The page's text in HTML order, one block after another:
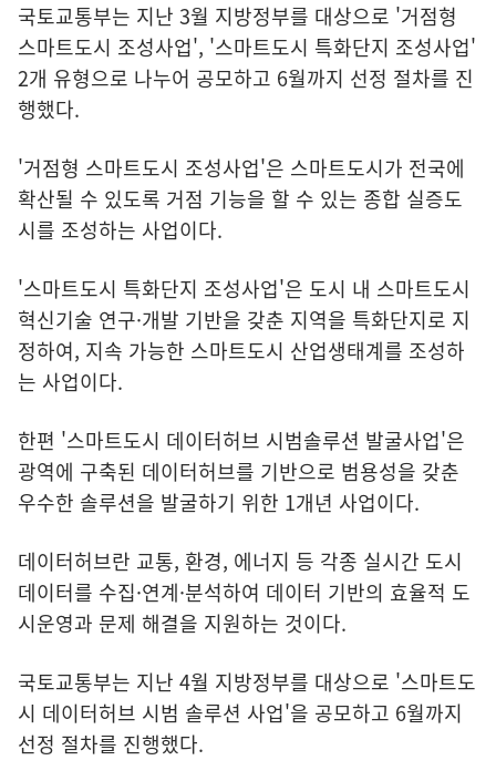
국토교통부는 지난 3월 지방정부를 대상으로 '거점형
스마트도시 조성사업', '스마트도시 특화단지 조성사업'
2개 유형으로 나누어 공모하고 6월까지 선정 절차를 진
행했다.
'거점형 스마트도시 조성사업'은 스마트도시가 전국에
확산될 수 있도록 거점 기능을 할 수 있는 종합 실증도
시를 조성하는 사업이다.
'스마트도시 특화단지 조성사업'은 도시 내 스마트도시
혁신기술 연구·개발 기반을 갖춘 지역을 특화단지로 지
정하여, 지속 가능한 스마트도시 산업생태계를 조성하
는 사업이다.
한편 '스마트도시 데이터허브 시범솔루션 발굴사업'은
광역에 구축된 데이터허브를 기반으로 범용성을 갖춘
우수한 솔루션을 발굴하기 위한 1개년 사업이다.
데이터허브란 교통, 환경, 에너지 등 각종 실시간 도시
데이터를 수집·연계·분석하여 데이터 기반의 효율적 도
시운영과 문제 해결을 지원하는 것이다.
국토교통부는 지난 4월 지방정부를 대상으로 '스마트도
시 데이터허브 시범 솔루션 사업'을 공모하고 6월까지
선정 절차를 진행했다.